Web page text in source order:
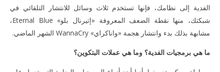
الفدية إلى نظامك، فإنها تستخدم ثلاث وسائل للانتشار التلقائي في
شبكتك، منها نقطة الضعف المعروفة «إتيرنال بلو» Eternal Blue،
مشابهة بذلك بدء وانتشار هجمة «واناكراي» WannaCry الشهر الماضي.
ما هي برمجيات الفدية؟ وما هي عملات البتكوين؟